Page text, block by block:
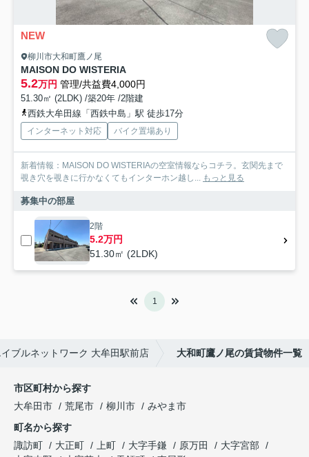
NEW
柳川市大和町鷹ノ尾
MAISON DO WISTERIA
5.2万円 管理/共益費4,000円
51.30㎡ (2LDK) /築20年 /2階建
西鉄大牟田線「西鉄中島」駅 徒歩17分
インターネット対応 バイク置場あり
新着情報：MAISON DO WISTERIAの空室情報ならコチラ。玄関先まで
覗き穴を覗きに行かなくてもインターホン越し... もっと見る
募集中の部屋
2階
5.2万円
51.30㎡ (2LDK)
1
ブルネットワーク 大牟田駅前店 大和町鷹ノ尾の賃貸物件一覧
市区町村から探す
大牟田市
荒尾市 柳川市
みやま市
町名から探す
諏訪町
大正町 上町 大字手鎌 原万田
大字宮部